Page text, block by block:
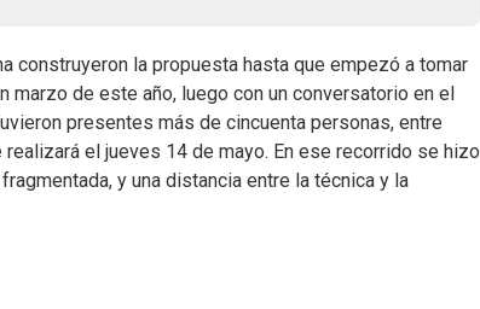
construyeron la propuesta hasta que empezó a tomar
de este año, luego con un conversatorio en el
presentes más de cincuenta personas, entre
el jueves 14 de mayo. En ese recorrido se hizo
y una distancia entre la técnica y la